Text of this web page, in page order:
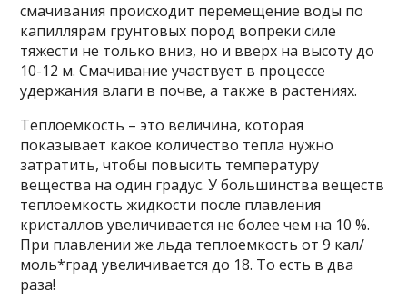
смачивания происходит перемещение воды по
капиллярам грунтовых пород вопреки силе
тяжести не только вниз, но и вверх на высоту до
10-12 м. Смачивание участвует в процессе
удержания влаги в почве, а также в растениях.
Теплоемкость – это величина, которая
показывает какое количество тепла нужно
затратить, чтобы повысить температуру
вещества на один градус. У большинства веществ
теплоемкость жидкости после плавления
кристаллов увеличивается не более чем на 10 %.
При плавлении же льда теплоемкость от 9 кал/
моль*град увеличивается до 18. То есть в два
раза!